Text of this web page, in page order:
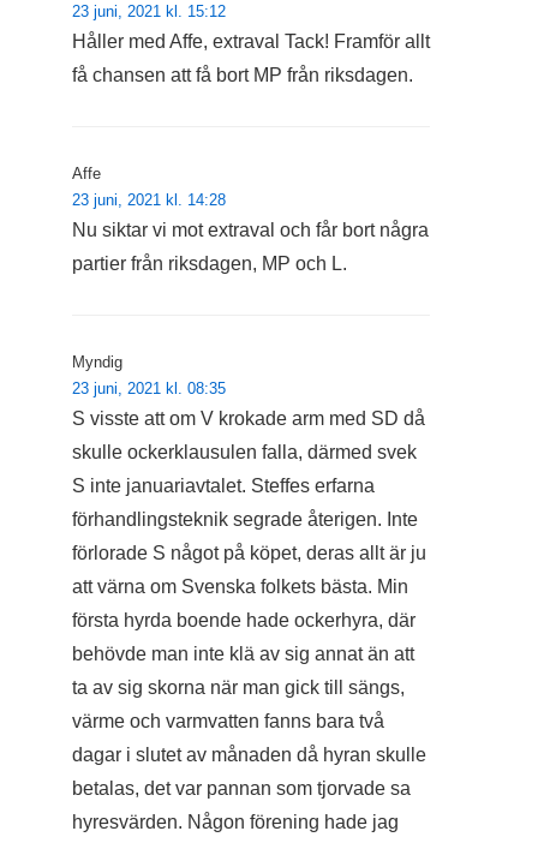
23 juni, 2021 kl. 15:12
Håller med Affe, extraval Tack! Framför allt
få chansen att få bort MP från riksdagen.
Affe
23 juni, 2021 kl. 14:28
Nu siktar vi mot extraval och får bort några
partier från riksdagen, MP och L.
Myndig
23 juni, 2021 kl. 08:35
S visste att om V krokade arm med SD då
skulle ockerklausulen falla, därmed svek
S inte januariavtalet. Steffes erfarna
förhandlingsteknik segrade återigen. Inte
förlorade S något på köpet, deras allt är ju
att värna om Svenska folkets bästa. Min
första hyrda boende hade ockerhyra, där
behövde man inte klä av sig annat än att
ta av sig skorna när man gick till sängs,
värme och varmvatten fanns bara två
dagar i slutet av månaden då hyran skulle
betalas, det var pannan som tjorvade sa
hyresvärden. Någon förening hade jag